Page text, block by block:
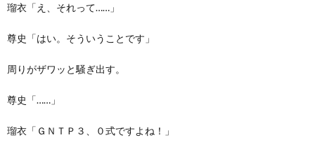
瑠衣「え、それって……」
尊史「はい。そういうことです」
周りがザワッと騒ぎ出す。
尊史「……」
瑠衣「ＧＮＴＰ３、０式ですよね！」